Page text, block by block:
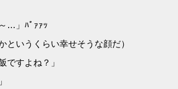
…」ﾊﾟｧｧｯ
というくらい幸せそうな顔だ）
ですよね？」